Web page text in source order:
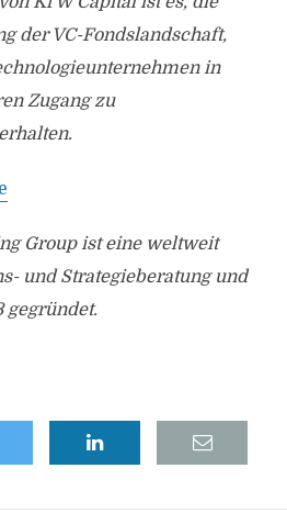
der VC-Fondslandschaft,
in
Zugang zu
Group ist eine weltweit
und Strategieberatung und
gegründet.